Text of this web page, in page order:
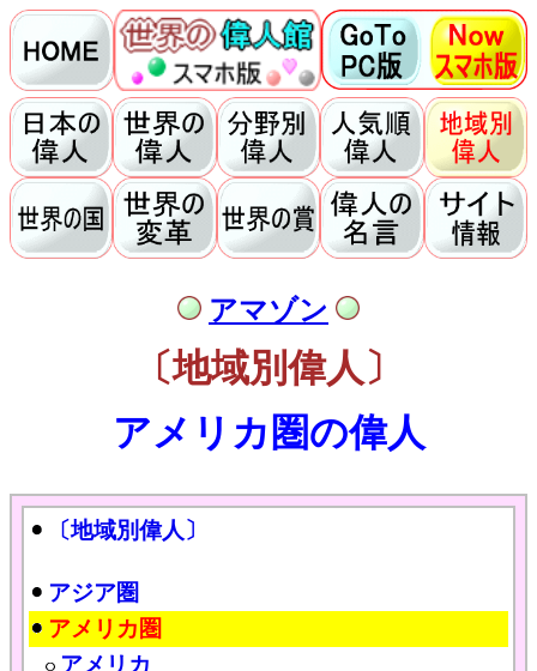
アマゾン
〔地域別偉人〕
アメリカ圏の偉人
〔地域別偉人〕
アジア圏
アメリカ圏
アメリカ